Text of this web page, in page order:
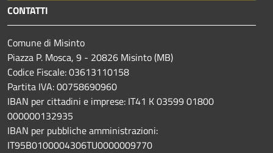
CONTATTI
Comune di Misinto
Piazza P. Mosca, 9 - 20826 Misinto (MB)
Codice Fiscale: 03613110158
Partita IVA: 00758690960
IBAN per cittadini e imprese: IT41 K 03599 01800
000000132935
IBAN per pubbliche amministrazioni:
IT95B0100004306TU0000009770